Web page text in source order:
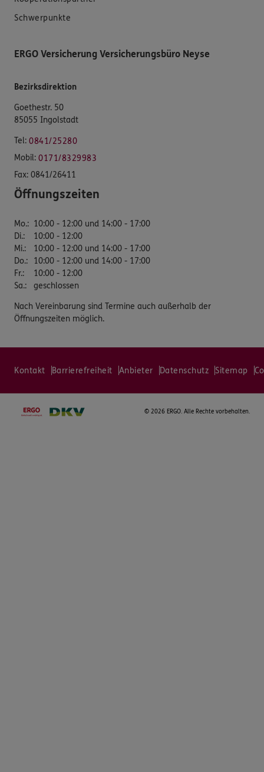
Schwerpunkte
ERGO Versicherung Versicherungsbüro Neyse
Bezirksdirektion
Goethestr. 50
85055 Ingolstadt
Tel: 0841/25280
Mobil: 0171/8329983
Fax: 0841/26411
Öffnungszeiten
Mo.: 10:00 - 12:00 und 14:00 - 17:00
Di.:
10:00 - 12:00
Mi.:
10:00 - 12:00 und 14:00 - 17:00
Do.:
10:00 - 12:00 und 14:00 - 17:00
Fr.:
10:00 - 12:00
Sa.: geschlossen
Nach Vereinbarung sind Termine auch außerhalb der
Öffnungszeiten möglich.
Kontakt Barrierefreiheit Anbieter Datenschutz Sitemap
© 2026 ERGO. Alle Rechte vorbehalten.